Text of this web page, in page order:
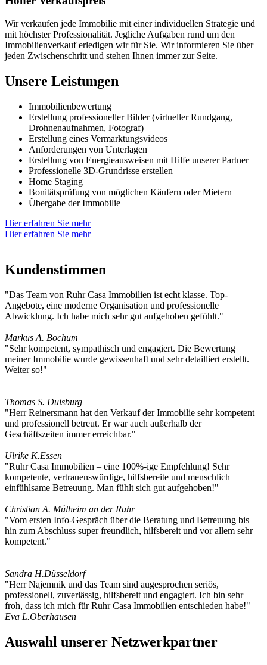
Wir verkaufen jede Immobilie mit einer individuellen Strategie und
mit höchster Professionalität. Jegliche Aufgaben rund um den
Immobilienverkauf erledigen wir für Sie. Wir informieren Sie über
jeden Zwischenschritt und stehen Ihnen immer zur Seite.
Unsere Leistungen
Immobilienbewertung
Erstellung professioneller Bilder (virtueller Rundgang,
Drohnenaufnahmen, Fotograf)
Erstellung eines Vermarktungsvideos
Anforderungen von Unterlagen
Erstellung von Energieausweisen mit Hilfe unserer Partner
Professionelle 3D-Grundrisse erstellen
Home Staging
Bonitätsprüfung von möglichen Käufern oder Mietern
Übergabe der Immobilie
Hier erfahren Sie mehr
Hier erfahren Sie mehr
Kundenstimmen
"Das Team von Ruhr Casa Immobilien ist echt klasse. Top-
Angebote, eine moderne Organisation und professionelle
Abwicklung. Ich habe mich sehr gut aufgehoben gefühlt."
Markus A. Bochum
"Sehr kompetent, sympathisch und engagiert. Die Bewertung
meiner Immobilie wurde gewissenhaft und sehr detailliert erstellt.
Weiter so!"
Thomas S. Duisburg
"Herr Reinersmann hat den Verkauf der Immobilie sehr kompetent
und professionell betreut. Er war auch außerhalb der
Geschäftszeiten immer erreichbar."
Ulrike K.Essen
"Ruhr Casa Immobilien – eine 100%-ige Empfehlung! Sehr
kompetente, vertrauenswürdige, hilfsbereite und menschlich
einfühlsame Betreuung. Man fühlt sich gut aufgehoben!"
Christian A. Mülheim an der Ruhr
"Vom ersten Info-Gespräch über die Beratung und Betreuung bis
hin zum Abschluss super freundlich, hilfsbereit und vor allem sehr
kompetent."
Sandra H.Düsseldorf
"Herr Najemnik und das Team sind augesprochen seriös,
professionell, zuverlässig, hilfsbereit und engagiert. Ich bin sehr
froh, dass ich mich für Ruhr Casa Immobilien entschieden habe!"
Eva L.Oberhausen
Auswahl unserer Netzwerkpartner